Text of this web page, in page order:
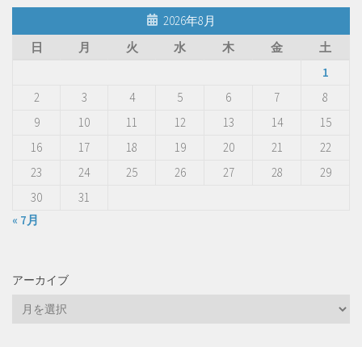
2026年8月
日
月 火 水 木 金
土
1
2
3 4 5 6 7
8
9
10 11 12 13 14
15
16
17 18 19 20 21
22
23
24 25 26 27 28
29
30
31
« 7月
アーカイブ